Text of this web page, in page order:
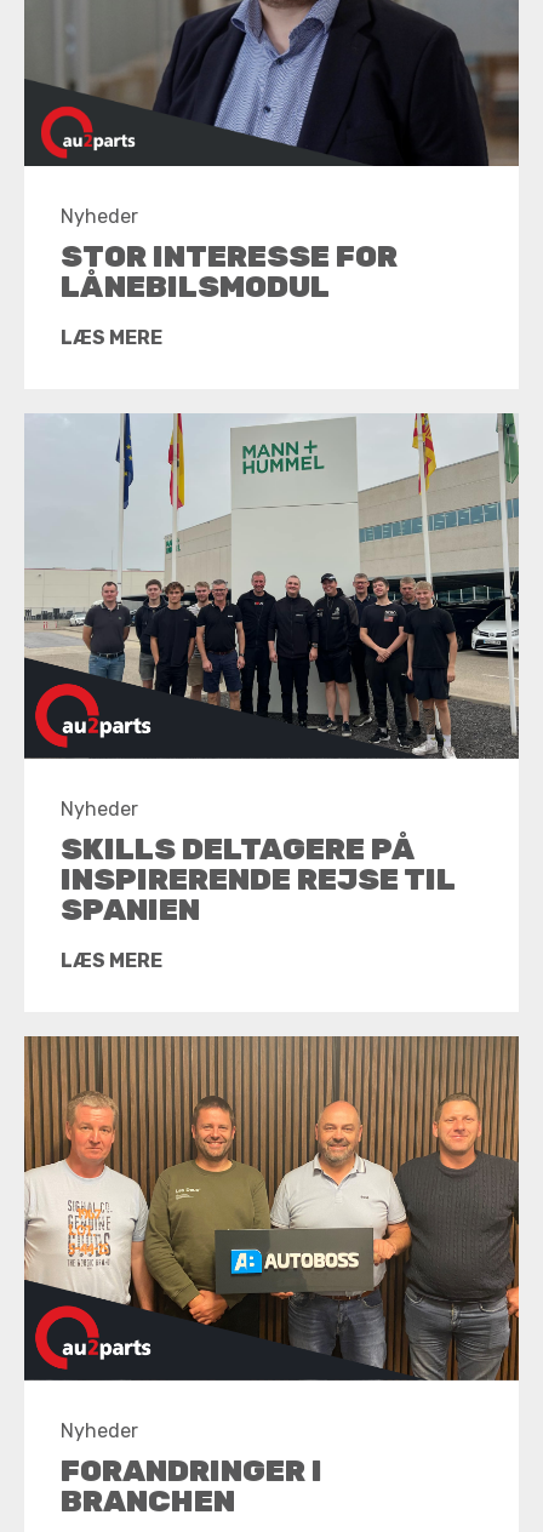
Nyheder
STOR INTERESSE FOR
LÅNEBILSMODUL
LÆS MERE
Nyheder
SKILLS DELTAGERE PÅ
INSPIRERENDE REJSE TIL
SPANIEN
LÆS MERE
Nyheder
FORANDRINGER I
BRANCHEN